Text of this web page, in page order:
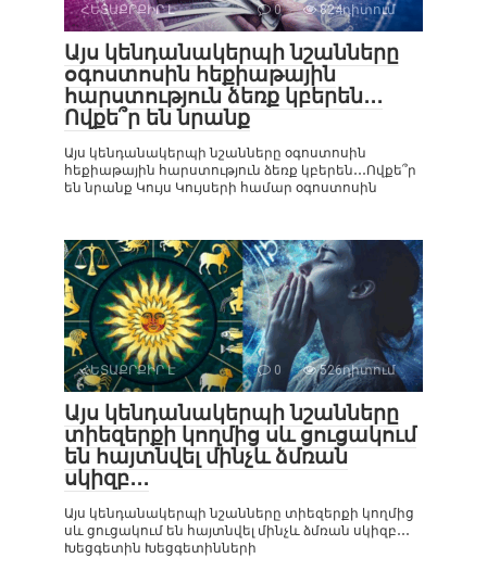
ՀԵՏԱՔՐՔԻՐ Է 0 824դիտում
Այս կենդանակերպի նշանները
օգոստոսին հեքիաթային
հարստություն ձեռք կբերեն․․․
Ովքե՞ր են նրանք
Այս կենդանակերպի նշանները օգոստոսին
հեքիաթային հարստություն ձեռք կբերեն․․․Ովքե՞ր
են նրանք Կույս Կույսերի համար օգոստոսին
ՀԵՏԱՔՐՔԻՐ Է 0 526դիտում
Այս կենդանակերպի նշանները
տիեզերքի կողմից սև ցուցակում
են հայտնվել մինչև ձմռան
սկիզբ․․․
Այս կենդանակերպի նշանները տիեզերքի կողմից
սև ցուցակում են հայտնվել մինչև ձմռան սկիզբ․․․
Խեցգետին Խեցգետինների